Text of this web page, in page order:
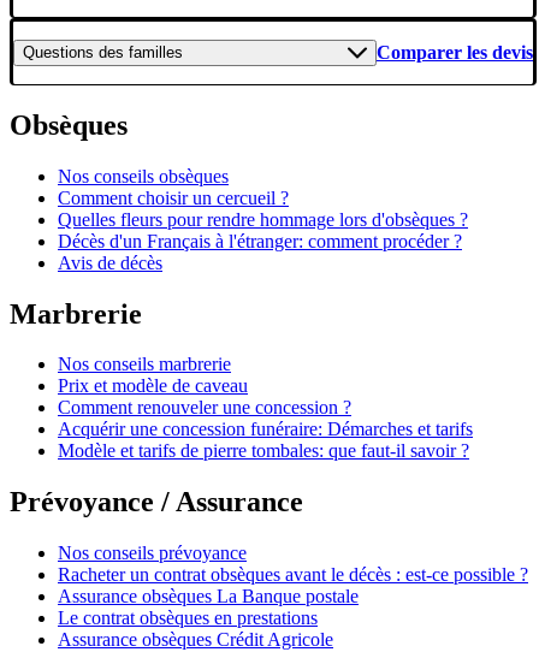
Questions des familles Comparer les devis
Obsèques
Nos conseils obsèques
Comment choisir un cercueil ?
Quelles fleurs pour rendre hommage lors d'obsèques ?
Décès d'un Français à l'étranger: comment procéder ?
Avis de décès
Marbrerie
Nos conseils marbrerie
Prix et modèle de caveau
Comment renouveler une concession ?
Acquérir une concession funéraire: Démarches et tarifs
Modèle et tarifs de pierre tombales: que faut-il savoir ?
Prévoyance / Assurance
Nos conseils prévoyance
Racheter un contrat obsèques avant le décès : est-ce possible ?
Assurance obsèques La Banque postale
Le contrat obsèques en prestations
Assurance obsèques Crédit Agricole